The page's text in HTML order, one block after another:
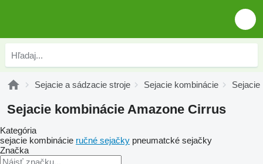
Sejacie a sádzacie stroje Sejacie kombinácie Sejacie
Sejacie kombinácie Amazone Cirrus
Kategória
sejacie kombinácie ručné sejačky pneumatcké sejačky
Značka